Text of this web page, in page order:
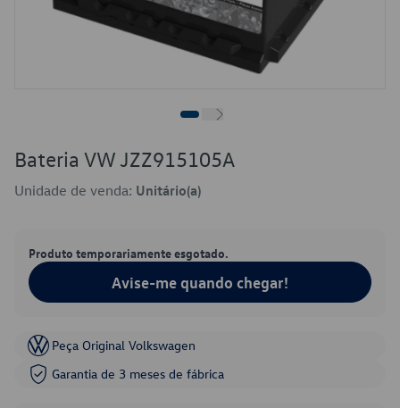
Bateria VW JZZ915105A
Unidade de venda: Unitário(a)
Produto temporariamente esgotado.
Avise-me quando chegar!
Peça Original Volkswagen
Garantia de 3 meses de fábrica